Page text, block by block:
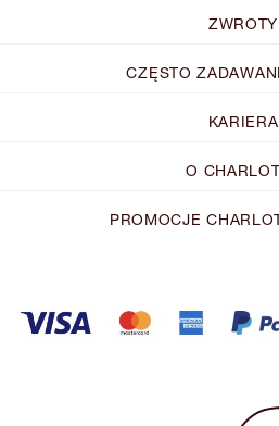
ZWROTY
CZĘSTO
KARIERA
O
PROMOCJE